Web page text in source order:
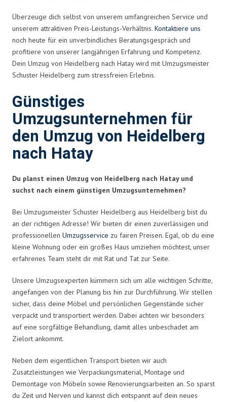
Überzeuge dich selbst von unserem umfangreichen Service und
unserem attraktiven Preis-Leistungs-Verhältnis. Kontaktiere uns
noch heute für ein unverbindliches Beratungsgespräch und
profitiere von unserer langjährigen Erfahrung und Kompetenz.
Dein Umzug von Heidelberg nach Hatay wird mit Umzugsmeister
Schuster Heidelberg zum stressfreien Erlebnis.
Günstiges
Umzugsunternehmen für
den Umzug von Heidelberg
nach Hatay
Du planst einen Umzug von Heidelberg nach Hatay und
suchst nach einem günstigen Umzugsunternehmen?
Bei Umzugsmeister Schuster Heidelberg aus Heidelberg bist du
an der richtigen Adresse! Wir bieten dir einen zuverlässigen und
professionellen Umzugsservice zu fairen Preisen. Egal, ob du eine
kleine Wohnung oder ein großes Haus umziehen möchtest, unser
erfahrenes Team steht dir mit Rat und Tat zur Seite.
Unsere Umzugsexperten kümmern sich um alle wichtigen Schritte,
angefangen von der Planung bis hin zur Durchführung. Wir stellen
sicher, dass deine Möbel und persönlichen Gegenstände sicher
verpackt und transportiert werden. Dabei achten wir besonders
auf eine sorgfältige Behandlung, damit alles unbeschadet am
Zielort ankommt.
Neben dem eigentlichen Transport bieten wir auch
Zusatzleistungen wie Verpackungsmaterial, Montage und
Demontage von Möbeln sowie Renovierungsarbeiten an. So sparst
du Zeit und Nerven und kannst dich entspannt auf dein neues